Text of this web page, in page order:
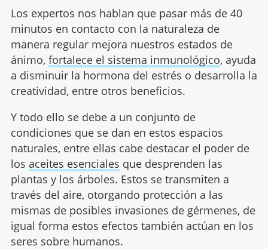
Los expertos nos hablan que pasar más de 40
minutos en contacto con la naturaleza de
manera regular mejora nuestros estados de
ánimo, fortalece el sistema inmunológico, ayuda
a disminuir la hormona del estrés o desarrolla la
creatividad, entre otros beneficios.
Y todo ello se debe a un conjunto de
condiciones que se dan en estos espacios
naturales, entre ellas cabe destacar el poder de
los aceites esenciales que desprenden las
plantas y los árboles. Estos se transmiten a
través del aire, otorgando protección a las
mismas de posibles invasiones de gérmenes, de
igual forma estos efectos también actúan en los
seres sobre humanos.